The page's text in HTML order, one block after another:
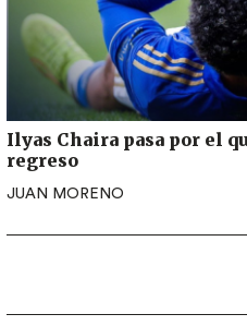
Ilyas Chaira pasa por el
regreso
JUAN MORENO